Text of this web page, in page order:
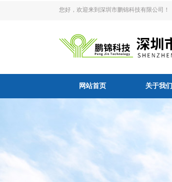
您好，欢迎来到深圳市鹏锦科技有限公司！
网站首页 关于我们